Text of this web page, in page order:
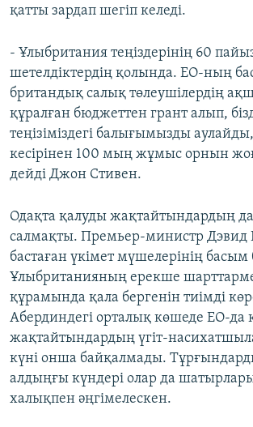
қатты зардап шегіп келеді.
- Ұлыбритания теңіздерінің 60
шетелдіктердің қолында. ЕО-ның
британдық салық төлеушілердің
құралған бюджеттен грант алып,
теңізіміздегі балығымызды
кесірінен 100 мың жұмыс орнын
дейді Джон Стивен.
Одақта қалуды жақтайтындардың
салмақты. Премьер-министр Дэвид
бастаған үкімет мүшелерінің басым
Ұлыбританияның ерекше
құрамында қала бергенін тиімді
Абердиндегі орталық көшеде ЕО-да
жақтайтындардың үгіт-
күні онша байқалмады.
алдыңғы күндері олар да
халықпен әңгімелескен.